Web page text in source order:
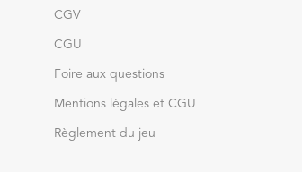
CGV
CGU
Foire aux questions
Mentions légales et CGU
Règlement du jeu